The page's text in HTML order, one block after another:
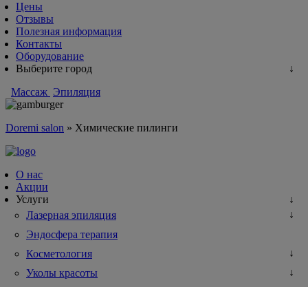
Цены
Отзывы
Полезная информация
Контакты
Оборудование
Выберите город
Массаж Эпиляция
Doremi salon » Химические пилинги
О нас
Акции
Услуги
Лазерная эпиляция
Эндосфера терапия
Косметология
Уколы красоты